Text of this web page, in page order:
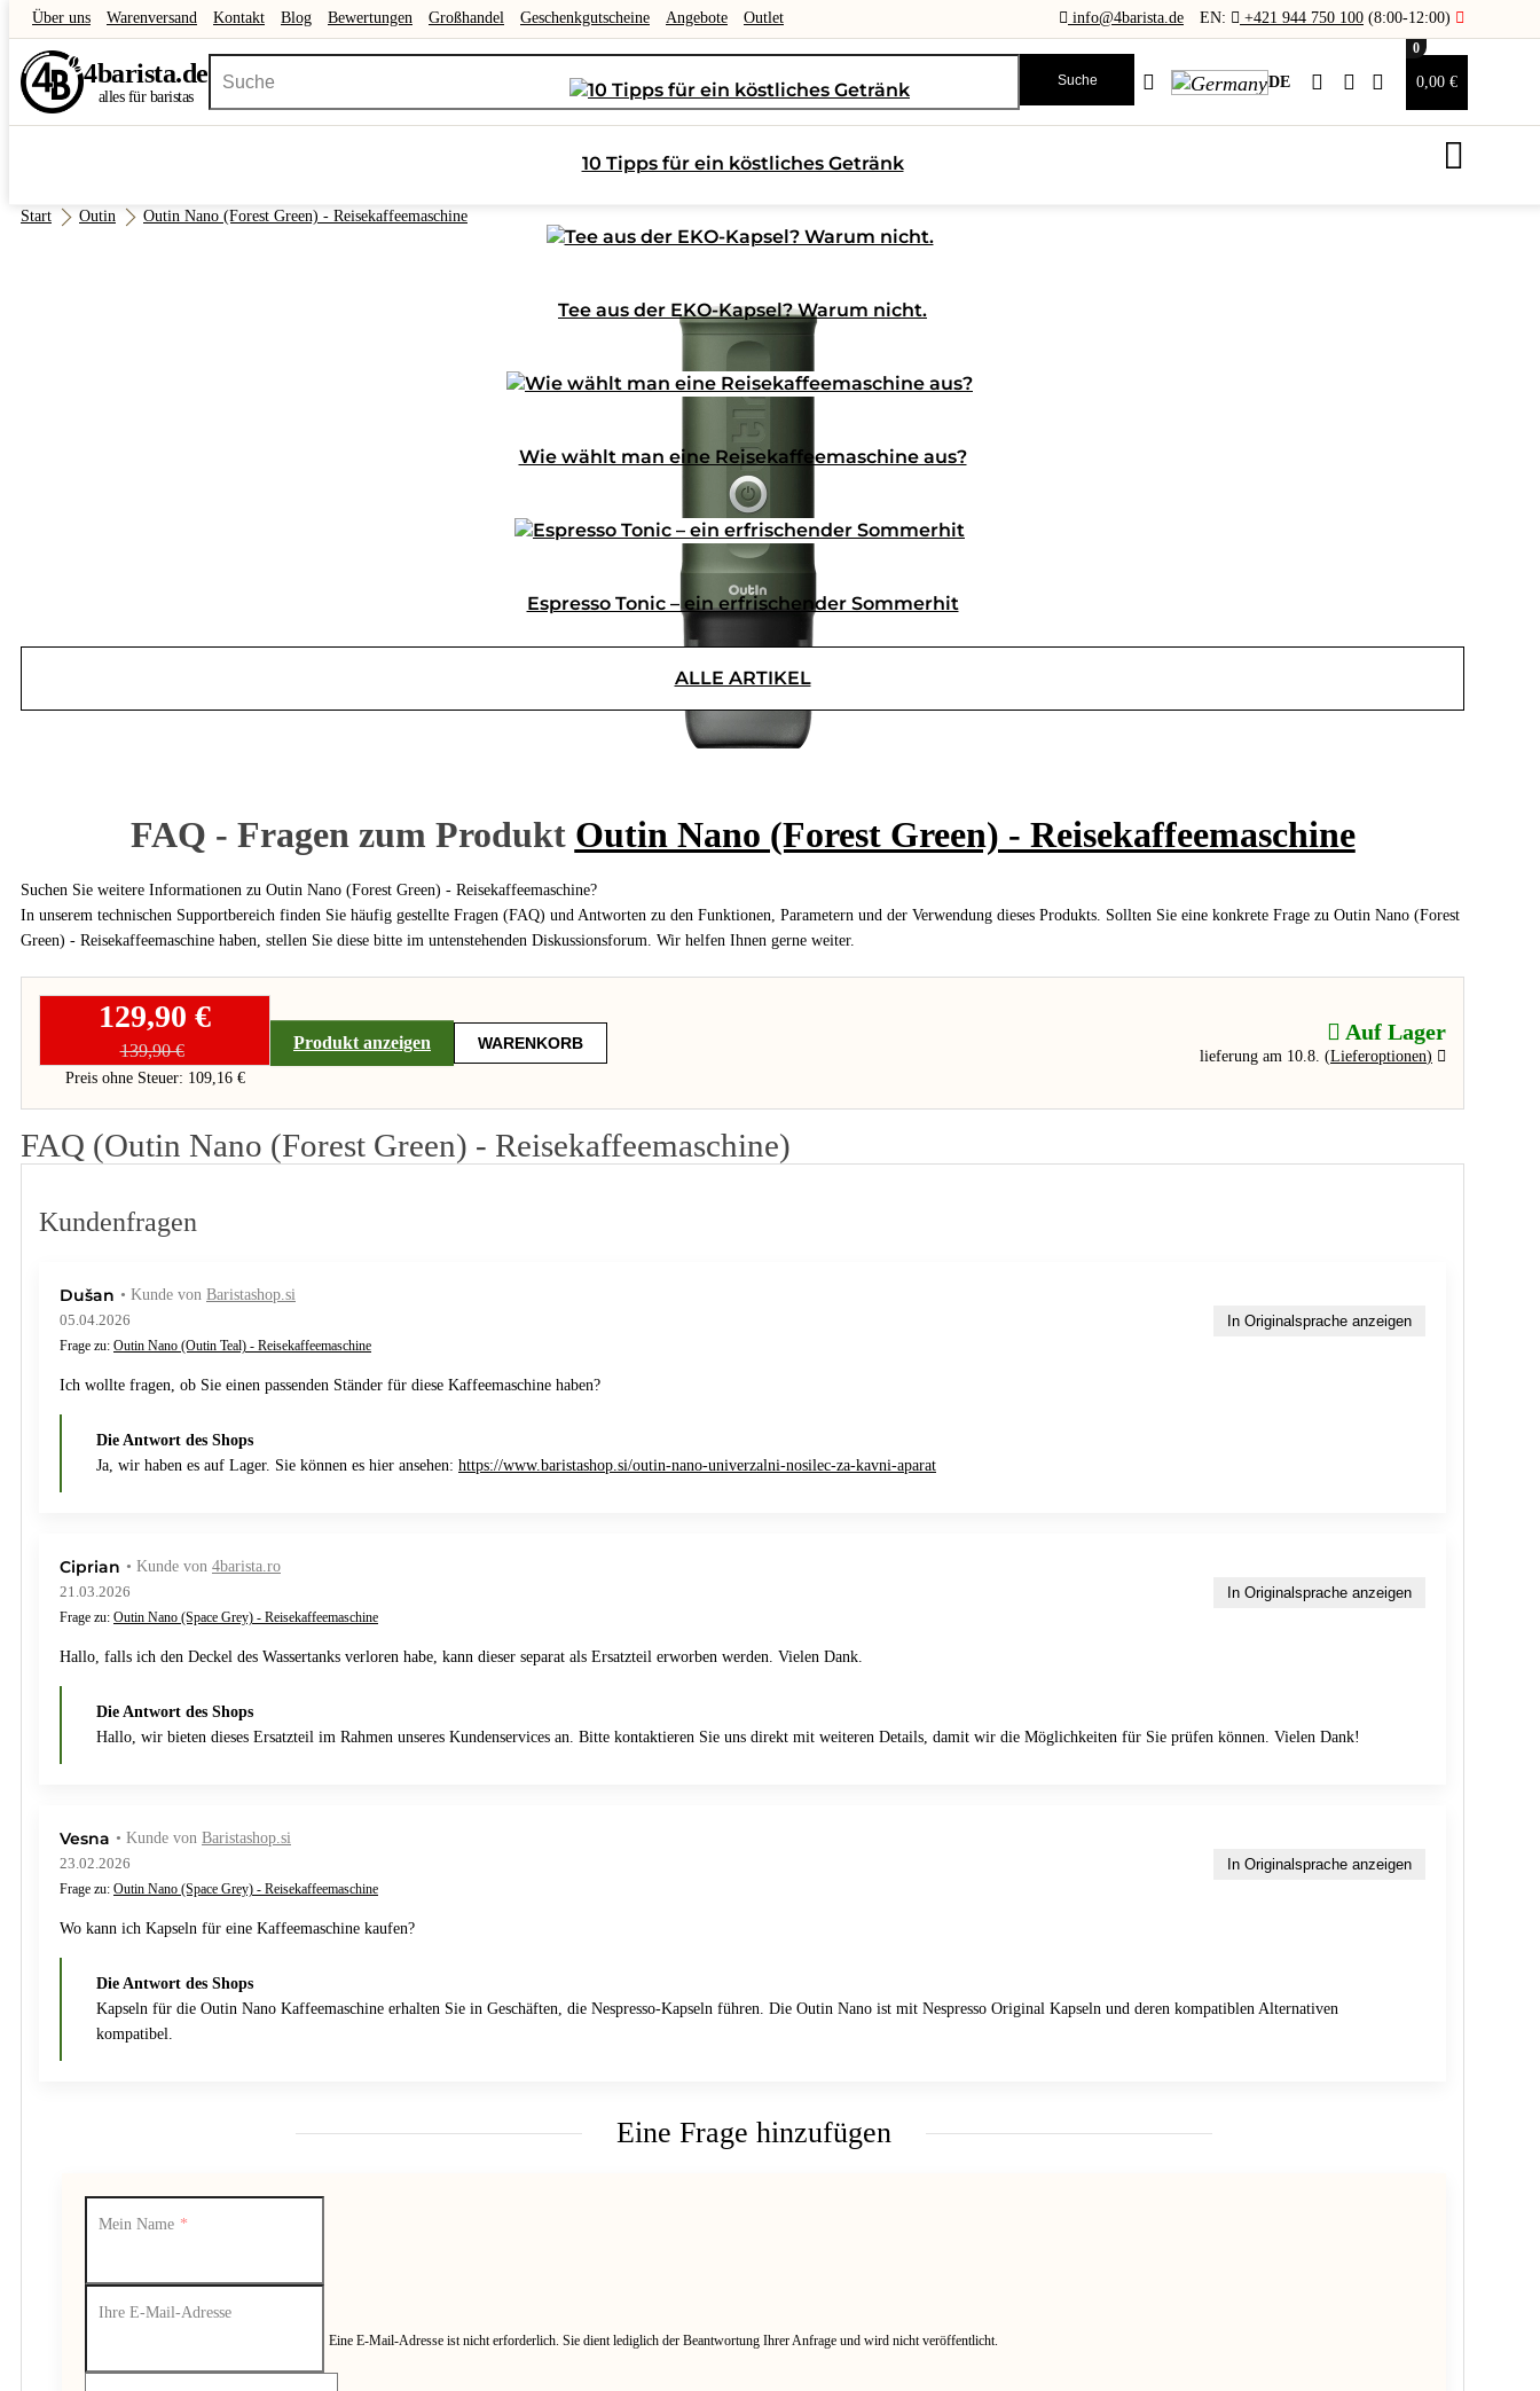
Über uns Warenversand Kontakt Blog Bewertungen Großhandel Geschenkgutscheine Angebote Outlet info@4barista.de EN: +421 944 750 100 (8:00-12:00)
4barista.de
alles für baristas
Suche DE
0
0,00 €
10 Tipps für ein köstliches Getränk
Tee aus der EKO-Kapsel? Warum nicht.
Wie wählt man eine Reisekaffeemaschine aus?
Espresso Tonic – ein erfrischender Sommerhit
ALLE ARTIKEL
Start Outin Outin Nano (Forest Green) - Reisekaffeemaschine
FAQ - Fragen zum Produkt Outin Nano (Forest Green) - Reisekaffeemaschine
Suchen Sie weitere Informationen zu Outin Nano (Forest Green) - Reisekaffeemaschine?
In unserem technischen Supportbereich finden Sie häufig gestellte Fragen (FAQ) und Antworten zu den Funktionen, Parametern und der Verwendung dieses Produkts. Sollten Sie eine konkrete Frage zu Outin Nano (Forest
Green) - Reisekaffeemaschine haben, stellen Sie diese bitte im untenstehenden Diskussionsforum. Wir helfen Ihnen gerne weiter.
129,90 €
139,90 €
Preis ohne Steuer: 109,16 €
Produkt anzeigen WARENKORB Auf Lager
lieferung am 10.8. (Lieferoptionen)
FAQ (Outin Nano (Forest Green) - Reisekaffeemaschine)
Kundenfragen
Dušan • Kunde von Baristashop.si
05.04.2026
Frage zu: Outin Nano (Outin Teal) - Reisekaffeemaschine
In Originalsprache anzeigen
Ich wollte fragen, ob Sie einen passenden Ständer für diese Kaffeemaschine haben?
Die Antwort des Shops
Ja, wir haben es auf Lager. Sie können es hier ansehen: https://www.baristashop.si/outin-nano-univerzalni-nosilec-za-kavni-aparat
Ciprian • Kunde von 4barista.ro
21.03.2026
Frage zu: Outin Nano (Space Grey) - Reisekaffeemaschine
In Originalsprache anzeigen
Hallo, falls ich den Deckel des Wassertanks verloren habe, kann dieser separat als Ersatzteil erworben werden. Vielen Dank.
Die Antwort des Shops
Hallo, wir bieten dieses Ersatzteil im Rahmen unseres Kundenservices an. Bitte kontaktieren Sie uns direkt mit weiteren Details, damit wir die Möglichkeiten für Sie prüfen können. Vielen Dank!
Vesna • Kunde von Baristashop.si
23.02.2026
Frage zu: Outin Nano (Space Grey) - Reisekaffeemaschine
In Originalsprache anzeigen
Wo kann ich Kapseln für eine Kaffeemaschine kaufen?
Die Antwort des Shops
Kapseln für die Outin Nano Kaffeemaschine erhalten Sie in Geschäften, die Nespresso-Kapseln führen. Die Outin Nano ist mit Nespresso Original Kapseln und deren kompatiblen Alternativen
kompatibel.
Eine Frage hinzufügen
Mein Name
Ihre E-Mail-Adresse
Eine E-Mail-Adresse ist nicht erforderlich. Sie dient lediglich der Beantwortung Ihrer Anfrage und wird nicht veröffentlicht.